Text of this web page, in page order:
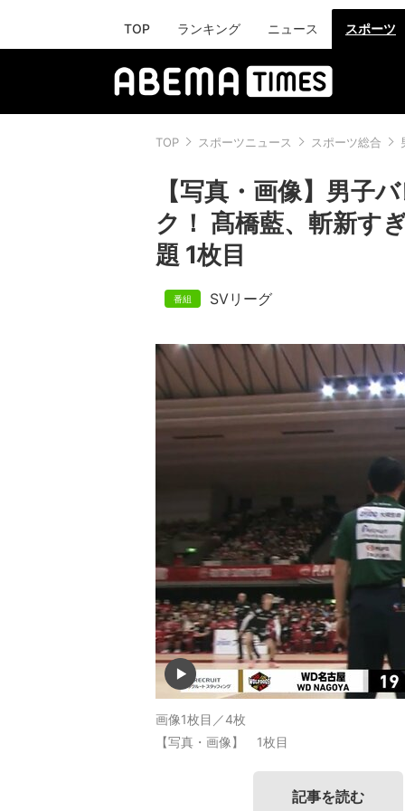
TOP ランキング ニュース スポーツ
TOP スポーツニュース スポーツ総合
【写真・画像】男子
ク！ 髙橋藍、斬新す
題 1枚目
SVリーグ
画像1枚目／4枚
【写真・画像】 1枚目
記事を読む